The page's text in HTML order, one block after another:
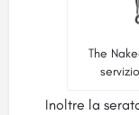
The
Inoltre la